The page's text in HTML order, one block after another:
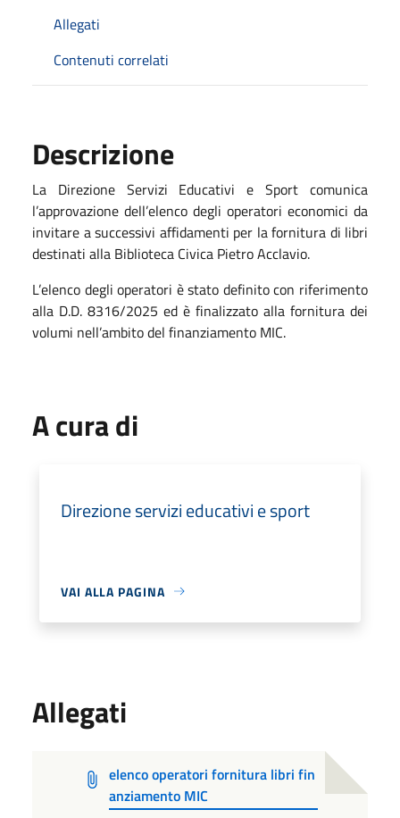
Allegati
Contenuti correlati
Descrizione
La Direzione Servizi Educativi e Sport comunica
l’approvazione dell’elenco degli operatori economici da
invitare a successivi affidamenti per la fornitura di libri
destinati alla Biblioteca Civica Pietro Acclavio.
L’elenco degli operatori è stato definito con riferimento
alla D.D. 8316/2025 ed è finalizzato alla fornitura dei
volumi nell’ambito del finanziamento MIC.
A cura di
Direzione servizi educativi e sport
VAI ALLA PAGINA
Allegati
elenco operatori fornitura libri fin
anziamento MIC